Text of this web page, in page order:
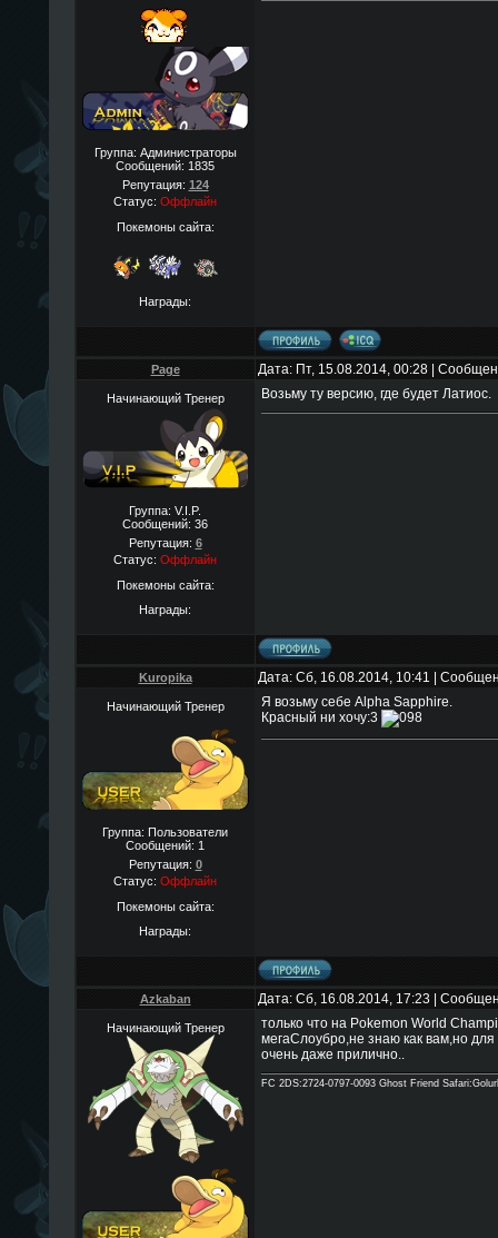
Группа: Администраторы
Сообщений: 1835
Репутация: 124
Статус: Оффлайн
Покемоны сайта:
Награды:
Page Дата: Пт, 15.08.2014, 00:28 |
Начинающий Тренер
Группа: V.I.P.
Сообщений: 36
Репутация: 6
Статус: Оффлайн
Покемоны сайта:
Награды:
Возьму ту версию, где будет Латиос.
Kuropika Дата: Сб, 16.08.2014, 10:41 |
Начинающий Тренер
Группа: Пользователи
Сообщений: 1
Репутация: 0
Статус: Оффлайн
Покемоны сайта:
Награды:
Я возьму себе Alpha Sapphire.
Красный ни хочу:3
Azkaban Дата: Сб, 16.08.2014, 17:23 |
Начинающий Тренер
только что на Pokemon World
мегаСлоубро,не знаю как вам,но
очень даже прилично..
FC 2DS:2724-0797-0093 Ghost Friend